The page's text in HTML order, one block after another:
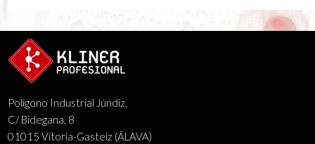
Polígono Industrial Júndiz,
C/ Bidegana, 8
01015 Vitoria-Gasteiz (ÁLAVA)